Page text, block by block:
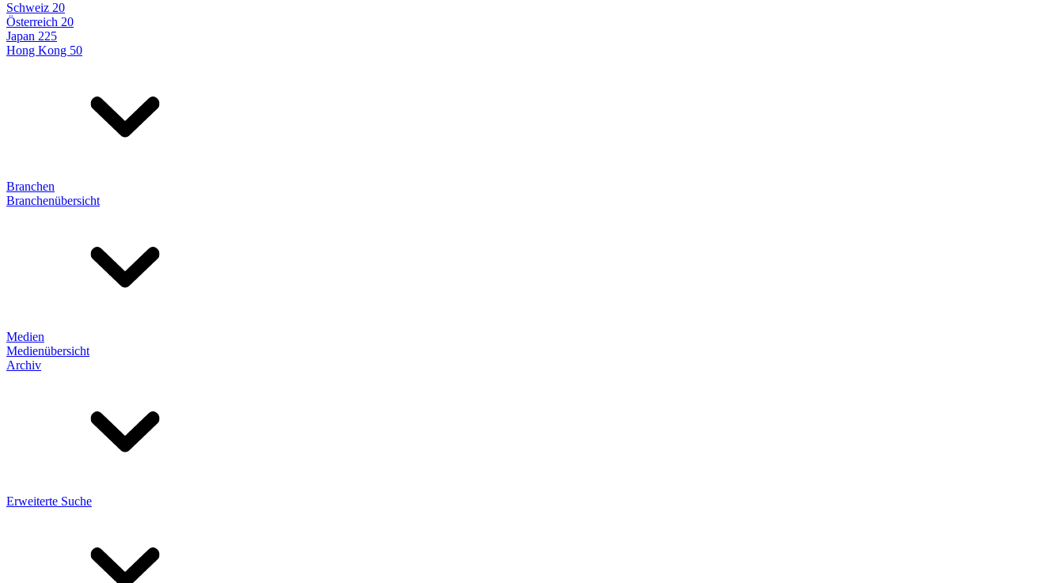
Schweiz 20
Österreich 20
Japan 225
Hong Kong 50
Branchen
Branchenübersicht
Medien
Medienübersicht
Archiv
Erweiterte Suche